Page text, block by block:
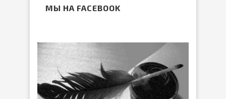
МЫ НА FACEBOOK